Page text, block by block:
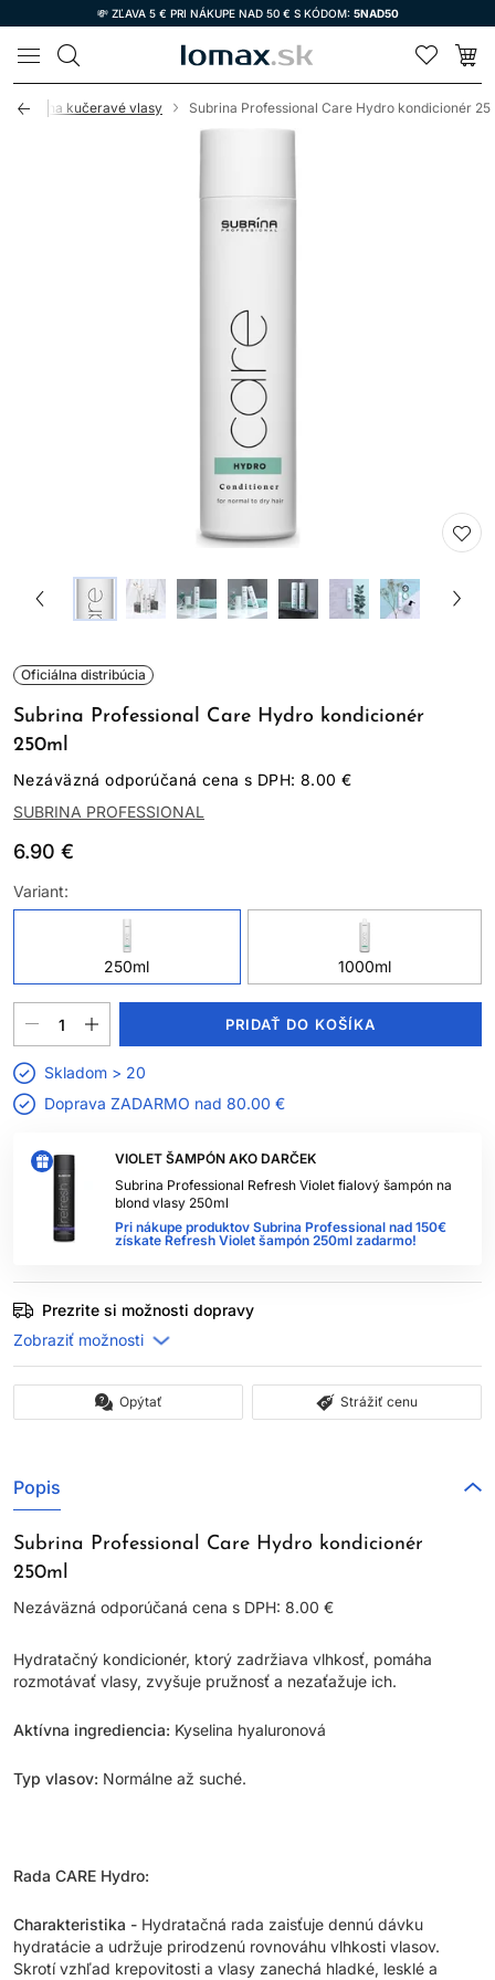
💸 ZĽAVA 5 € PRI NÁKUPE NAD 50 € S KÓDOM: 5NAD50
LOMAX
na kučeravé vlasy Subrina Professional Care Hydro kondicionér
Oficiálna distribúcia
Subrina Professional Care Hydro kondicionér
250ml
Nezáväzná odporúčaná cena s DPH: 8.00 €
SUBRINA PROFESSIONAL
6.90 €
VIOLET ŠAMPÓN AKO DARČEK
Subrina Professional Refresh Violet fialový šampón na
blond vlasy 250ml
Pri nákupe produktov Subrina Professional nad 150€
získate Refresh Violet šampón 250ml zadarmo!
Variant:
250ml 1000ml
PRIDAŤ DO KOŠÍKA
Skladom > 20
Doprava ZADARMO nad 80.00 €
Prezrite si možnosti dopravy
Opýtať Strážiť cenu
Popis
Subrina Professional Care Hydro kondicionér
250ml
Nezáväzná odporúčaná cena s DPH: 8.00 €
Hydratačný kondicionér, ktorý zadržiava vlhkosť, pomáha
rozmotávať vlasy, zvyšuje pružnosť a nezaťažuje ich.
Aktívna ingrediencia: Kyselina hyaluronová
Typ vlasov: Normálne až suché.
Rada CARE Hydro:
Charakteristika - Hydratačná rada zaisťuje dennú dávku
hydratácie a udržuje prirodzenú rovnováhu vlhkosti vlasov.
Skrotí vzhľad krepovitosti a vlasy zanechá hladké, lesklé a